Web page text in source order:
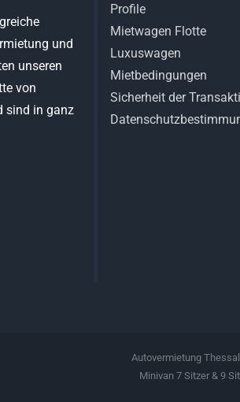
und
unseren
von
sind in ganz
Profile
Mietwagen Flotte
Luxuswagen
Mietbedingungen
Sicherheit der
Autovermietung
Minivan 7 Sitzer & 9